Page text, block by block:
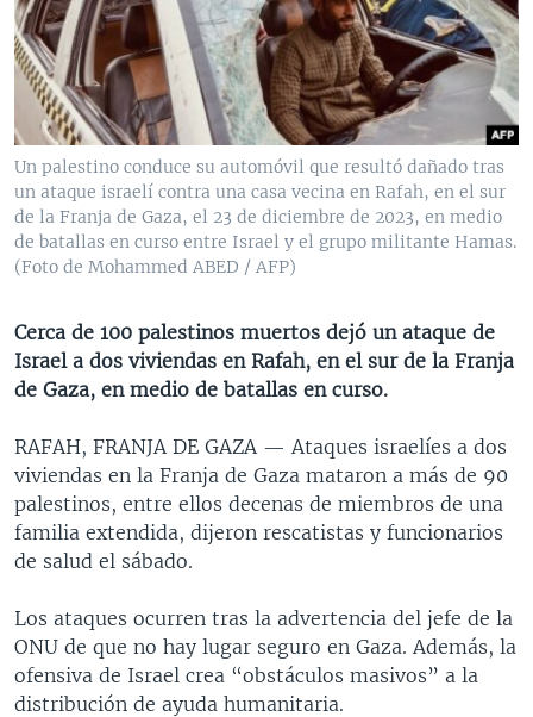
VENEZUELA
BRASIL
NICARAGUA
ECONOMÍA
ENTRETENIMIENTO Y CULTURA
TECNOLOGÍA
DEPORTES
CIENCIA Y SALUD
MULTIMEDIA
VIDEOS
FOTOGRAFÍA
AUDIOS
PROGRAMAS TV
EL MUNDO AL DÍA
FORO INTERAMERICANO
VISIÓN 360
LAS CLAVES
PANORAMA
RADIO
AVANCE INFORMATIVO
AUDIONOTICIAS
BUENOS DÍAS AMÉRICA
ESTADOS UNIDOS AL DÍA
EL MUNDO AL DÍA [RADIO]
FORO [RADIO]
DEPORTIVO INTERNACIONAL
NOTA ECONÓMICA
ENTRETENIMIENTO
DIRECT
DOCUMENTALES DE LA VOA
Learning English
SÍGANOS
Un palestino conduce su automóvil que resultó dañado tras
un ataque israelí contra una casa vecina en Rafah, en el sur
de la Franja de Gaza, el 23 de diciembre de 2023, en medio
de batallas en curso entre Israel y el grupo militante Hamas.
(Foto de Mohammed ABED / AFP)
Cerca de 100 palestinos muertos dejó un ataque de
Israel a dos viviendas en Rafah, en el sur de la Franja
de Gaza, en medio de batallas en curso.
RAFAH, FRANJA DE GAZA — Ataques israelíes a dos
viviendas en la Franja de Gaza mataron a más de 90
palestinos, entre ellos decenas de miembros de una
familia extendida, dijeron rescatistas y funcionarios
de salud el sábado.
Los ataques ocurren tras la advertencia del jefe de la
ONU de que no hay lugar seguro en Gaza. Además, la
ofensiva de Israel crea “obstáculos masivos” a la
distribución de ayuda humanitaria.